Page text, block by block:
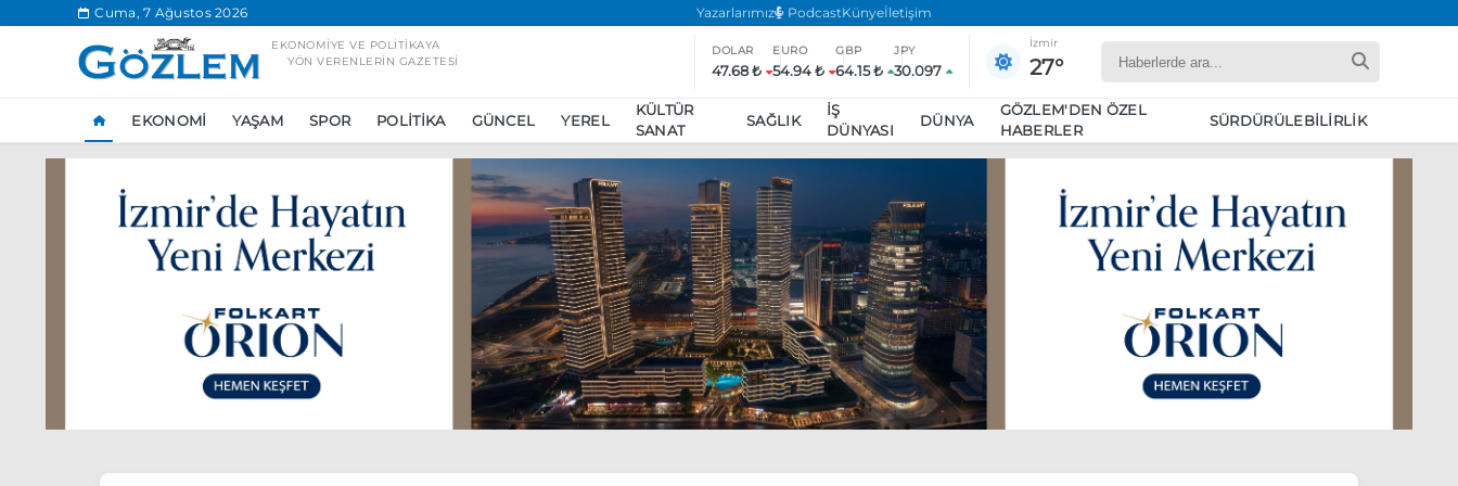
Cuma, 7 Ağustos 2026 Yazarlarımız PodcastKünyeİletişim
EKONOMIYE VE POLITIKAYA
YÖN VERENLERIN GAZETESI
DOLAR
47.68 ₺
EURO
54.94 ₺
GBP
64.15 ₺
JPY
30.097
İzmir
27°
EKONOMI YAŞAM SPOR POLITIKA GÜNCEL YEREL
KÜLTÜR
SANAT
SAĞLIK
İŞ
DÜNYASI
DÜNYA
GÖZLEM'DEN ÖZEL
HABERLER
SÜRDÜRÜLEBILIRLIK
Ankara’da eylem yasağı uzatıldı
Özgür Özel, Ekrem İmamoğlu’nu ziyaret edecek
Ünlü çift bir etkinliğe daha katılmama kararı aldı
Boykot